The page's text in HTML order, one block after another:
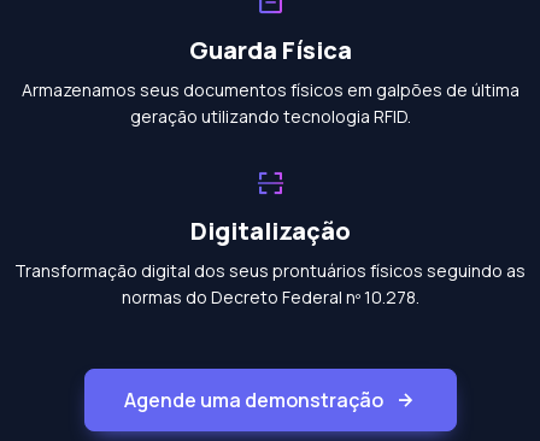
Guarda Física
Armazenamos seus documentos físicos em galpões de última
geração utilizando tecnologia RFID.
Digitalização
Transformação digital dos seus prontuários físicos seguindo as
normas do Decreto Federal nº 10.278.
Agende uma demonstração